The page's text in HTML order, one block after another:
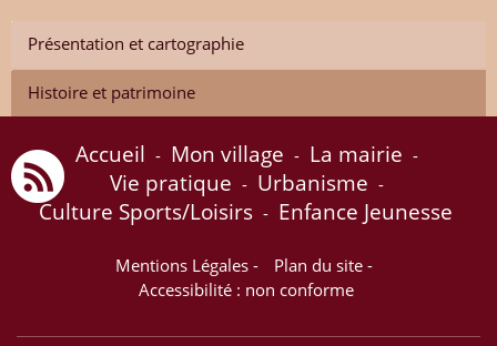
Présentation et cartographie
Histoire et patrimoine
Accueil - Mon village - La mairie -
Vie pratique - Urbanisme -
Culture Sports/Loisirs - Enfance Jeunesse
Mentions Légales- Plan du site-
Accessibilité : non conforme